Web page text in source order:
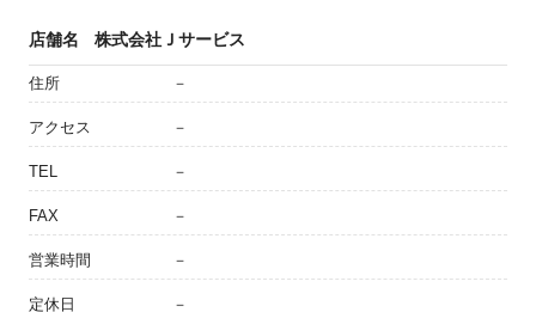
店舗名 株式会社Ｊサービス
住所 －
アクセス －
TEL －
FAX －
営業時間 －
定休日 －